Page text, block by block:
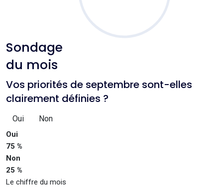
Sondage
du mois
Vos priorités de septembre sont-elles
clairement définies ?
Oui Non
Oui
75 %
Non
25 %
Le chiffre du mois